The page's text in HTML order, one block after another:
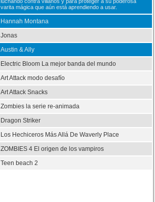
varita mágica que aún está aprendiendo a usar.
Hannah Montana
Jonas
Austin & Ally
Electric Bloom La mejor banda del mundo
Art Attack modo desafío
Art Attack Snacks
Zombies la serie re-animada
Dragon Striker
Los Hechiceros Más Allá De Waverly Place
ZOMBIES 4 El origen de los vampiros
Teen beach 2